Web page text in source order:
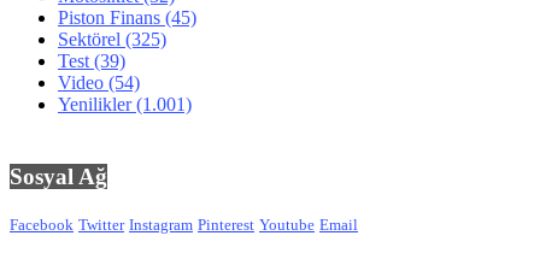
Piston Finans (45)
Sektörel (325)
Test (39)
Video (54)
Yenilikler(1.001)
Sosyal Ağ
Facebook Twitter Instagram Pinterest Youtube Email